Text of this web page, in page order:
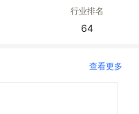
行业排名
64
查看更多